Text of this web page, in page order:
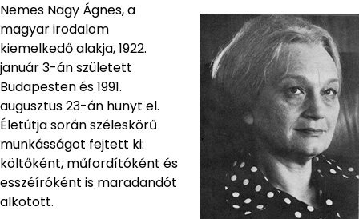
Nemes Nagy Ágnes, a
magyar irodalom
kiemelkedő alakja, 1922.
január 3-án született
Budapesten és 1991.
augusztus 23-án hunyt el.
Életútja során széleskörű
munkásságot fejtett ki:
költőként, műfordítóként és
esszéíróként is maradandót
alkotott.